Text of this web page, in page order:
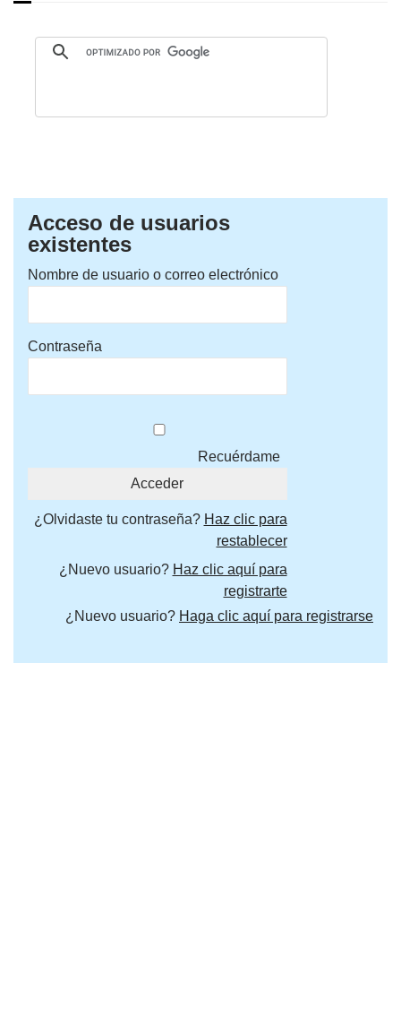
Acceso de usuarios
existentes
Nombre de usuario o correo electrónico
Contraseña
Recuérdame
¿Olvidaste tu contraseña? Haz clic para
restablecer
¿Nuevo usuario? Haz clic aquí para
registrarte
¿Nuevo usuario? Haga clic aquí para registrarse